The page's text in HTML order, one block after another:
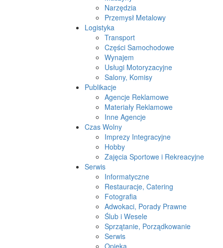
Narzędzia
Przemysł Metalowy
Logistyka
Transport
Części Samochodowe
Wynajem
Usługi Motoryzacyjne
Salony, Komisy
Publikacje
Agencje Reklamowe
Materiały Reklamowe
Inne Agencje
Czas Wolny
Imprezy Integracyjne
Hobby
Zajęcia Sportowe i Rekreacyjne
Serwis
Informatyczne
Restauracje, Catering
Fotografia
Adwokaci, Porady Prawne
Ślub i Wesele
Sprzątanie, Porządkowanie
Serwis
Opieka